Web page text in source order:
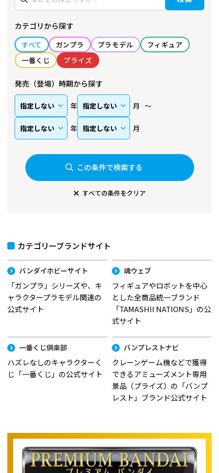
カテゴリから探す
すべて ガンプラ プラモデル
フィギュア
一番くじ
プライズ
発売（登場）時期から探す
年 月
年 月
この条件で検索する
すべての条件をクリア
カテゴリーブランドサイト
バンダイホビーサイト
「ガンプラ」シリーズや、キ
ャラクタープラモデル関連の
公式サイト
魂ウェブ
フィギュアやロボットを中心
とした全商品統一ブランド
「TAMASHII NATIONS」の公
式サイト
一番くじ倶楽部
ハズレなしのキャラクターく
じ「一番くじ」の公式サイト
バンプレストナビ
クレーンゲーム機などで獲得
できるアミューズメント専用
景品（プライズ）の「バンプ
レスト」ブランド公式サイト